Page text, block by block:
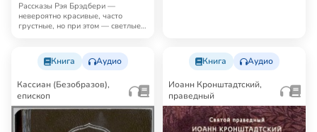
Рассказы Рэя Брэдбери —
невероятно красивые, часто
грустные, но при этом — светлые,
Книга Аудио
Кассиан (Безобразов),
епископ
Книга Аудио
Иоанн Кронштадтский,
праведный